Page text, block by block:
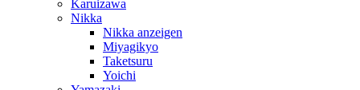
Karuizawa
Nikka
Nikka anzeigen
Miyagikyo
Taketsuru
Yoichi